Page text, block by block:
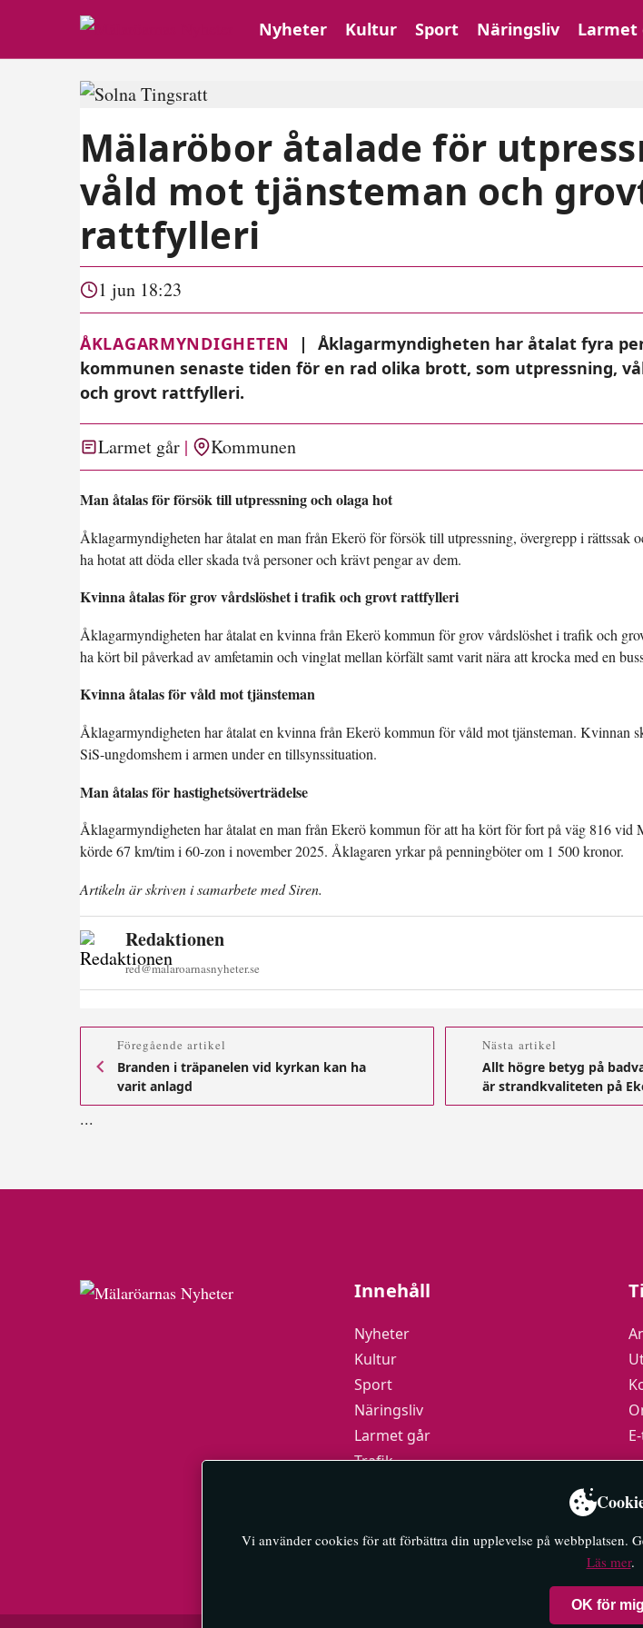
Nyheter Kultur Sport Näringsliv Larmet
Mälaröbor åtalade för
våld mot tjänsteman och
rattfylleri
1 jun 18:23
ÅKLAGARMYNDIGHETEN |
Åklagarmyndigheten har åtalat fyra
kommunen senaste tiden för en rad olika brott, som utpressning,
och grovt rattfylleri.
Larmet går Kommunen
Man åtalas för försök till utpressning och olaga hot
Åklagarmyndigheten har åtalat en man från Ekerö för försök till utpressning, övergrepp i rättssak
ha hotat att döda eller skada två personer och krävt pengar av dem.
Kvinna åtalas för grov vårdslöshet i trafik och grovt rattfylleri
Åklagarmyndigheten har åtalat en kvinna från Ekerö kommun för grov vårdslöshet i trafik och
ha kört bil påverkad av amfetamin och vinglat mellan körfält samt varit nära att krocka med en
Kvinna åtalas för våld mot tjänsteman
Åklagarmyndigheten har åtalat en kvinna från Ekerö kommun för våld mot tjänsteman. Kvinnan
SiS-ungdomshem i armen under en tillsynssituation.
Man åtalas för hastighetsöverträdelse
Åklagarmyndigheten har åtalat en man från Ekerö kommun för att ha kört för fort på väg 816 vid
körde 67 km/tim i 60-zon i november 2025. Åklagaren yrkar på penningböter om 1 500 kronor.
Artikeln är skriven i samarbete med Siren.
Redaktionen
red@malaroarnasnyheter.se
Föregående artikel
Branden i träpanelen vid kyrkan kan ha
varit anlagd
Nästa artikel
Allt högre betyg på
är strandkvaliteten på
...
Innehåll
Nyheter
Kultur
Sport
Näringsliv
Larmet går
Trafik
Vi använder cookies för att förbättra din upplevelse på webbplatsen.
Läs mer.
OK för